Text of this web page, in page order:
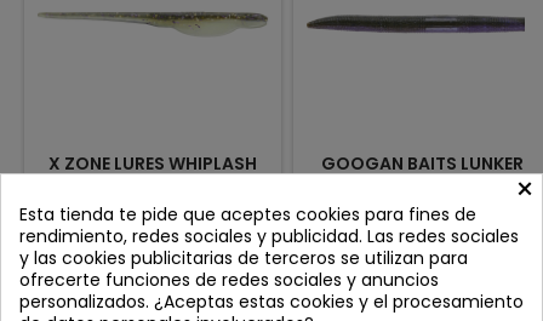
X ZONE LURES WHIPLASH
SHAD 6' MINNOW MAGIC
Review(s):0
En Predator Store sabemos
que para engañar a los bass
más desconfiados necesitas
señuelos que marquen la
Precio
5,95 €
GOOGAN BAITS LUNKER
LOG 4" GREEN PUMPKIN
PURPLEReview(s):
A simple vista muchos
stickbaits parecen iguales,
pero la verdadera diferencia
está en su acción bajo el
Precio
9,50 €
×
Esta tienda te pide que aceptes cookies para fines de
rendimiento, redes sociales y publicidad. Las redes sociales
y las cookies publicitarias de terceros se utilizan para
ofrecerte funciones de redes sociales y anuncios
personalizados. ¿Aceptas estas cookies y el procesamiento